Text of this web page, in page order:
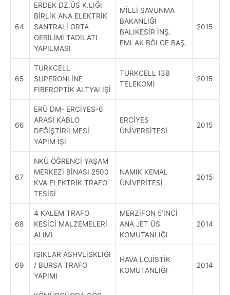
64
ERDEK DZ.ÜS K.LIĞI
BİRLİK ANA ELEKTRİK
SANTRALİ ORTA
GERİLİMİ TADİLATI
YAPILMASI
MİLLİ SAVUNMA
BAKANLIĞI
BALIKESİR İNŞ.
EMLAK BÖLGE BAŞ.
2015
65
TURKCELL
SUPERONLİNE
FİBEROPTİK ALTYAI İŞİ
TURKCELL (3B
TELEKOM)
2015
66
ERÜ DM- ERCİYES-6
ARASI KABLO
DEĞİŞTİRİLMESİ
YAPIM İŞİ
ERCİYES
ÜNİVERSİTESİ
2015
67
NKÜ ÖĞRENCİ YAŞAM
MERKEZİ BİNASI 2500
KVA ELEKTRİK TRAFO
TESİSİ
NAMIK KEMAL
ÜNİVERİTESİ
2015
68
4 KALEM TRAFO
KESİCİ MALZEMELERİ
ALIMI
MERZİFON 5’İNCİ
ANA JET ÜS
KOMUTANLIĞI
2014
69
IŞIKLAR ASHVLİSKLIĞI
/ BURSA TRAFO
YAPIMI
HAVA LOJİSTİK
KOMUTANLIĞI
2014